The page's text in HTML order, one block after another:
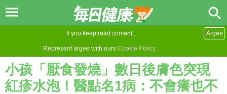
If you keep read content ,
Represent argee with ours Cookie Policy .
Argee
小孩「厭食發燒」數日後膚色突現
紅疹水泡！醫點名1病：不會癢也不